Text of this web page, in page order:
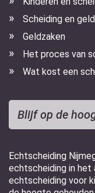
Scheiding en
Geldzaken
Het proces van
Wat kost een
Blijf op de
Echtscheiding
echtscheiding in het
echtscheiding voor